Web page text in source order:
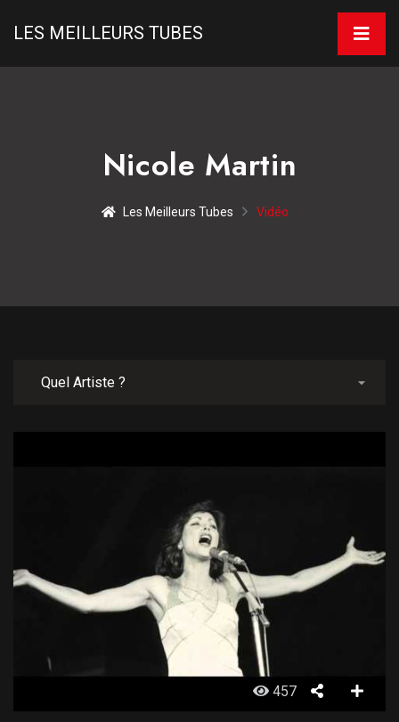
LES MEILLEURS TUBES
Nicole Martin
Les Meilleurs Tubes Vidéo
457